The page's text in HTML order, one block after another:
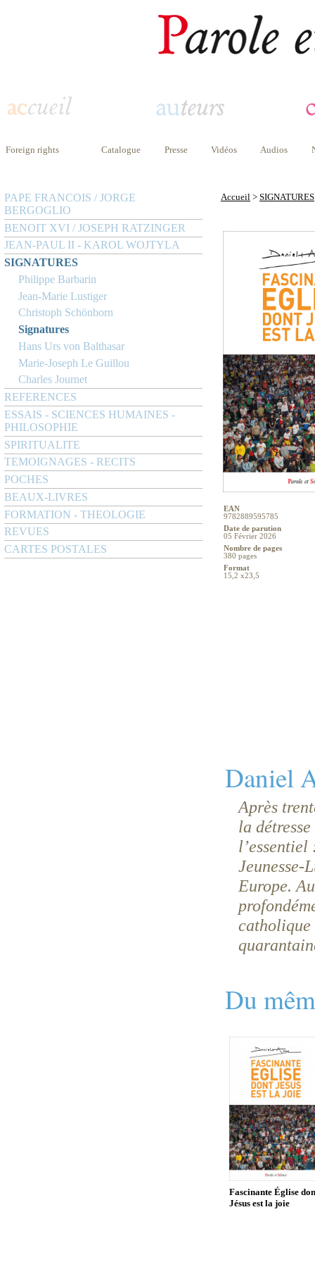
Foreign rights Catalogue Presse Vidéos Audios
PAPE FRANCOIS / JORGE
BERGOGLIO
BENOIT XVI / JOSEPH RATZINGER
JEAN-PAUL II - KAROL WOJTYLA
SIGNATURES
Philippe Barbarin
Jean-Marie Lustiger
Christoph Schönborn
Signatures
Hans Urs von Balthasar
Marie-Joseph Le Guillou
Charles Journet
REFERENCES
ESSAIS - SCIENCES HUMAINES -
PHILOSOPHIE
SPIRITUALITE
TEMOIGNAGES - RECITS
POCHES
BEAUX-LIVRES
FORMATION - THEOLOGIE
REVUES
CARTES POSTALES
Accueil > SIGNATURES
EAN
9782889595785
Date de parution
05 Février 2026
Nombre de pages
380 pages
Format
15,2 x23,5
Daniel
Après
la
Jeunesse-
Europe.
catholique
Du
Fascinante Église
Jésus est la joie